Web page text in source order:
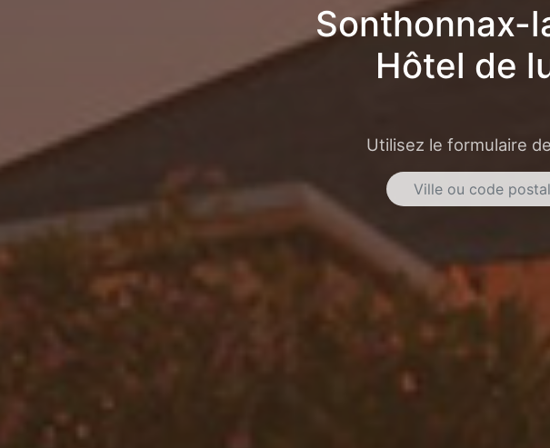
Sonthonnax-
Hôtel de
Utilisez le formulaire